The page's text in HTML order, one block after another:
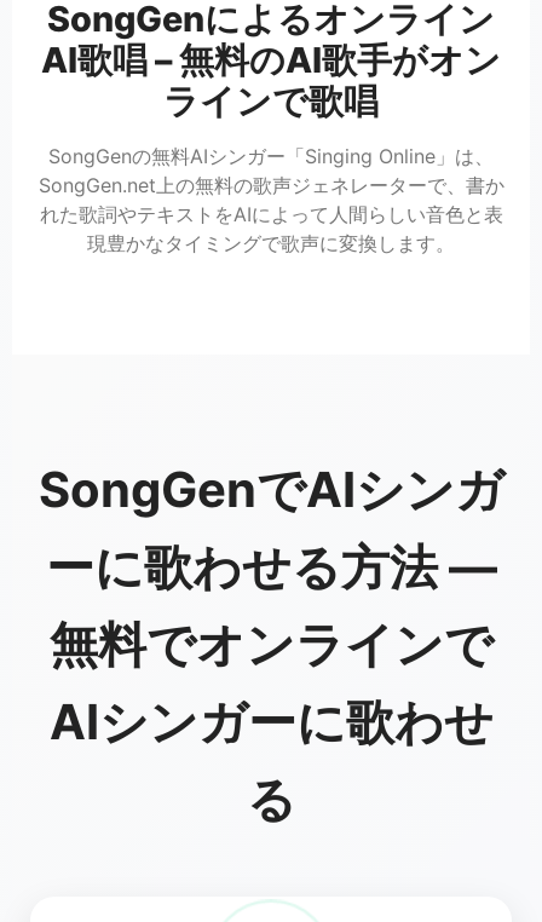
SongGenによるオンライン
AI歌唱 – 無料のAI歌手がオン
ラインで歌唱
SongGenの無料AIシンガー「Singing Online」は、
SongGen.net上の無料の歌声ジェネレーターで、書か
れた歌詞やテキストをAIによって人間らしい音色と表
現豊かなタイミングで歌声に変換します。
SongGenでAIシンガ
ーに歌わせる方法 —
無料でオンラインで
AIシンガーに歌わせ
る